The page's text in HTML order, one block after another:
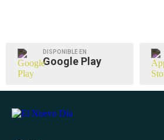
DISPONIBLE EN
Google Play